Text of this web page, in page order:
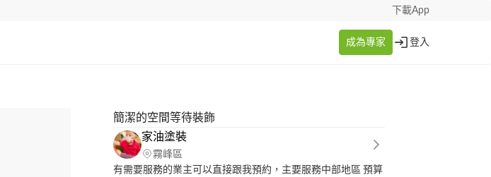
下載App
成為專家 登入
簡潔的空間等待裝飾
家油塗裝
霧峰區
有需要服務的業主可以直接跟我預約，主要服務中部地區 預算